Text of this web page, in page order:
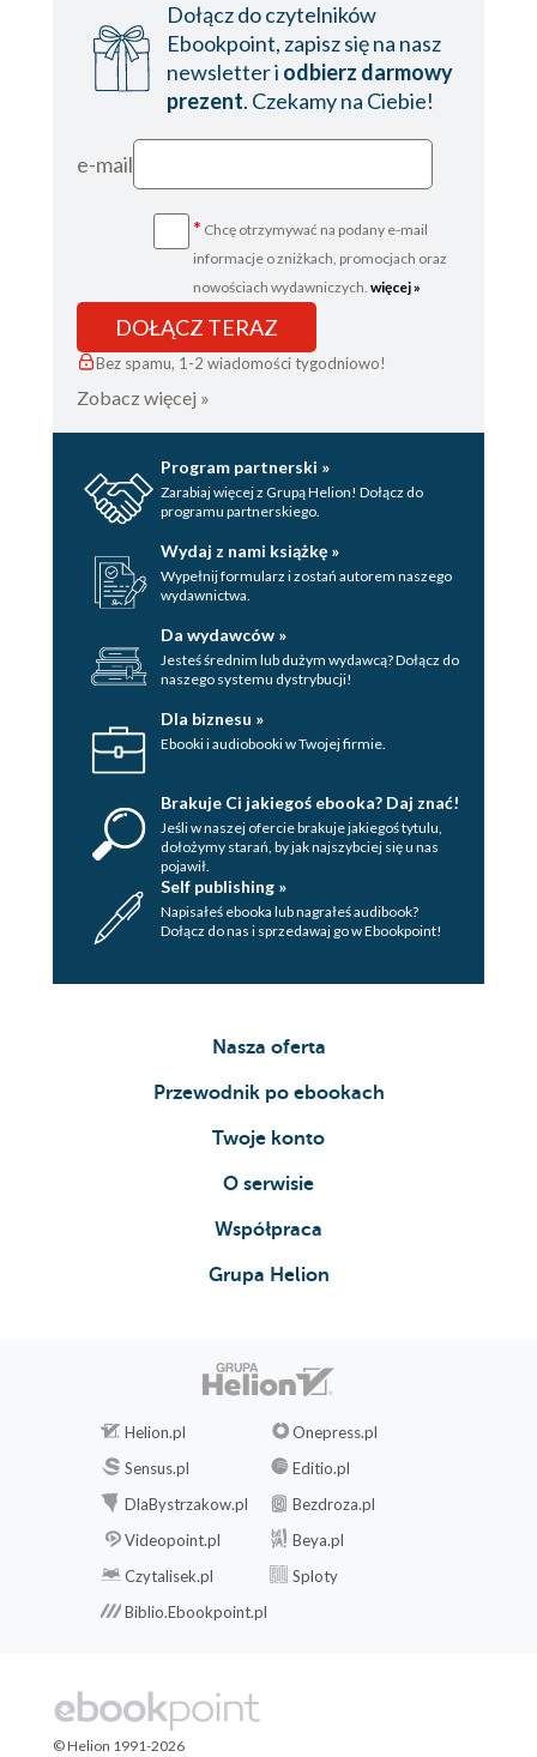
Dołącz do czytelników
Ebookpoint, zapisz się na nasz
newsletter i odbierz darmowy
prezent. Czekamy na Ciebie!
e-mail
* Chcę otrzymywać na podany e-mail
informacje o zniżkach, promocjach oraz
nowościach wydawniczych. więcej »
DOŁĄCZ TERAZ
Bez spamu, 1-2 wiadomości tygodniowo!
Zobacz więcej »
Program partnerski »
Zarabiaj więcej z Grupą Helion! Dołącz do
programu partnerskiego.
Wydaj z nami książkę »
Wypełnij formularz i zostań autorem naszego
wydawnictwa.
Da wydawców »
Jesteś średnim lub dużym wydawcą? Dołącz do
naszego systemu dystrybucji!
Dla biznesu »
Ebooki i audiobooki w Twojej firmie.
Brakuje Ci jakiegoś ebooka? Daj znać!
Jeśli w naszej ofercie brakuje jakiegoś tytulu,
dołożymy starań, by jak najszybciej się u nas
pojawił.
Self publishing »
Napisałeś ebooka lub nagrałeś audibook?
Dołącz do nas i sprzedawaj go w Ebookpoint!
Nasza oferta
Przewodnik po ebookach
Twoje konto
O serwisie
Współpraca
Grupa Helion
Helion.pl
Onepress.pl
Sensus.pl
Editio.pl
DlaBystrzakow.pl
Bezdroza.pl
Videopoint.pl
Beya.pl
Czytalisek.pl
Sploty
Biblio.Ebookpoint.pl
© Helion 1991-2026